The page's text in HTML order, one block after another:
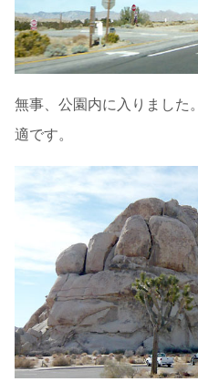
無事、公園内に入りました
適です。